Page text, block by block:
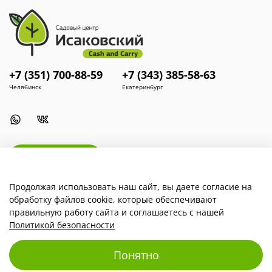
Наша компания
Для покупателей
+7 (351) 700-88-59
Челябинск
+7 (343) 385-58-63
Екатеринбург
Продолжая использовать наш сайт, вы даете согласие на
обработку файлов cookie, которые обеспечивают
правильную работу сайта и соглашаетесь с нашей
Политикой безопасности
Понятно